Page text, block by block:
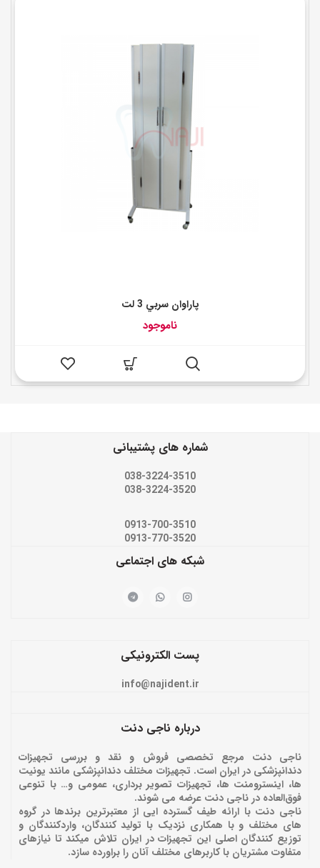
پاراوان سربي 3 لت
ناموجود
شماره های پشتیبانی
038-3224-3510
038-3224-3520
0913-700-3510
0913-770-3520
شبکه های اجتماعی
پست الکترونیکی
info@najident.ir
درباره ناجی دنت
ناجی دنت مرجع تخصصی فروش و نقد و بررسی تجهیزات
دندانپزشکی در ایران است. تجهیزات مختلف دندانپزشکی مانند یونیت
ها، اینسترومنت ها، تجهیزات تصویر برداری، عمومی و… با تنوعی
فوق‌العاده در ناجی دنت عرضه می شوند.
ناجی دنت با ارائه‌ طیف گسترده ایی از معتبرترین برندها در گروه
های مختلف و با همکاری نزدیک با تولید کنندگان، واردکنندگان و
توزیع کنندگان اصلی این تجهیزات در ایران تلاش میکند تا نیازهای
متفاوت مشتریان با کاربرهای مختلف آنان را براورده سازد.